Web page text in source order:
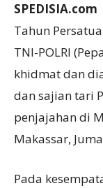
Tahun
TNI-POLRI
khidmat dan
dan sajian tari
penjajahan di
Makassar,
Pada